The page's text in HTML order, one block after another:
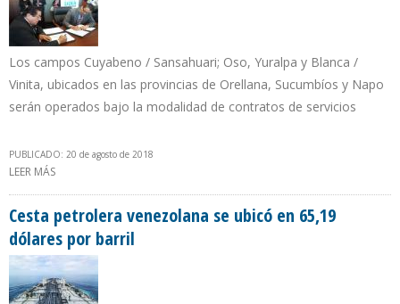
Los campos Cuyabeno / Sansahuari; Oso, Yuralpa y Blanca /
Vinita, ubicados en las provincias de Orellana, Sucumbíos y Napo
serán operados bajo la modalidad de contratos de servicios
PUBLICADO: 20 de agosto de 2018
LEER MÁS
Cesta petrolera venezolana se ubicó en 65,19
dólares por barril